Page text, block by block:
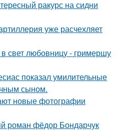
ракурс на сидни
уже расчехляет
свет любовницу - гримершу
показал умилительные
сыном.
новые фотографии
роман фёдор Бондарчук